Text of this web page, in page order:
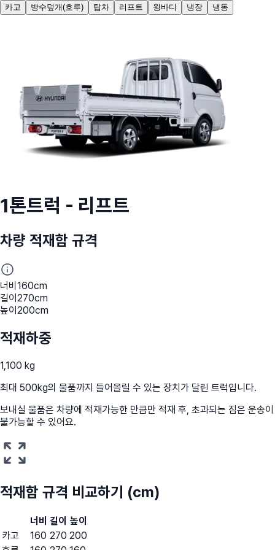
카고 방수덮개(호루) 탑차 리프트 윙바디 냉장 냉동
1톤트럭 - 리프트
차량 적재함 규격
너비 160cm
길이 270cm
높이 200cm
적재하중
1,100 kg
최대 500kg의 물품까지 들어올릴 수 있는 장치가 달린 트럭입니다.
보내실 물품은 차량에 적재가능한 만큼만 적재 후, 초과되는 짐은 운송이
불가능할 수 있어요.
적재함 규격 비교하기 (cm)
너비 길이 높이
카고
160 270 200